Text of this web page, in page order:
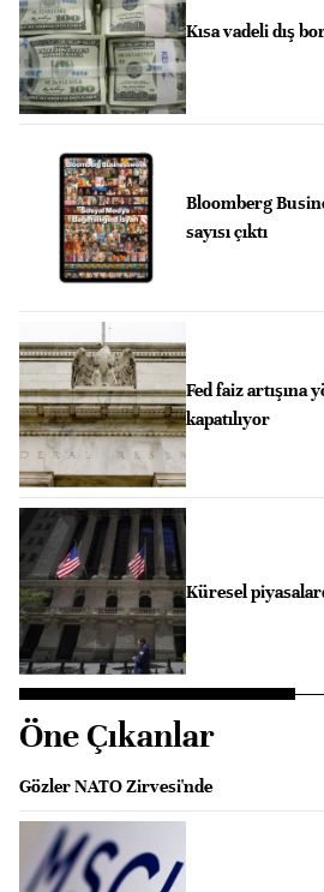
Kısa vadeli dış
Bloomberg
sayısı çıktı
Fed faiz artışına
kapatılıyor
Küresel
Öne Çıkanlar
Gözler NATO Zirvesi'nde